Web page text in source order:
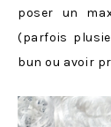
poser un
(parfois
bun ou avoir